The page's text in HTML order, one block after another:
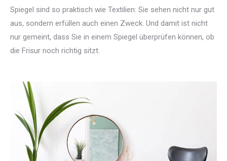
Spiegel sind so praktisch wie Textilien: Sie sehen nicht nur gut
aus, sondern erfüllen auch einen Zweck. Und damit ist nicht
nur gemeint, dass Sie in einem Spiegel überprüfen können, ob
die Frisur noch richtig sitzt.